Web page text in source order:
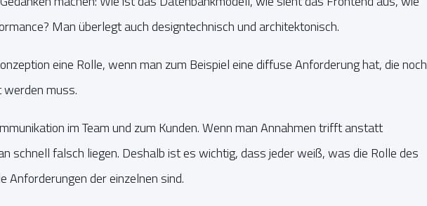
Man überlegt auch designtechnisch und architektonisch.
eine Rolle, wenn man zum Beispiel eine diffuse Anforderung hat, die noch
muss.
im Team und zum Kunden. Wenn man Annahmen trifft anstatt
schnell falsch liegen. Deshalb ist es wichtig, dass jeder weiß, was die Rolle des
Anforderungen der einzelnen sind.